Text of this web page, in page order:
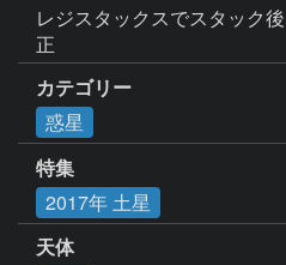
レジスタックスでスタック
正
カテゴリー
惑星
特集
2017年 土星
天体